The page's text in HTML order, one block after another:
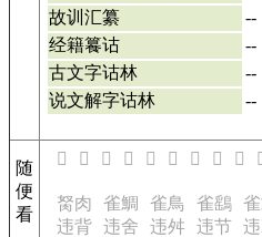
故训汇纂
--
经籍籑诂
--
古文字诂林
--
说文解字诂林
--
随
便
看
𢾵 𢾶 𢾹 𢾺 𢾼 𢾽 𢾾 𢾿 𢿀
胬肉 雀鯛 雀鳥 雀鷂
违背 违舍 违舛 违节